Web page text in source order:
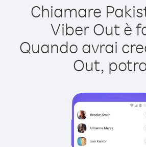
Chiamare
Viber Out è
Quando avrai
Out,